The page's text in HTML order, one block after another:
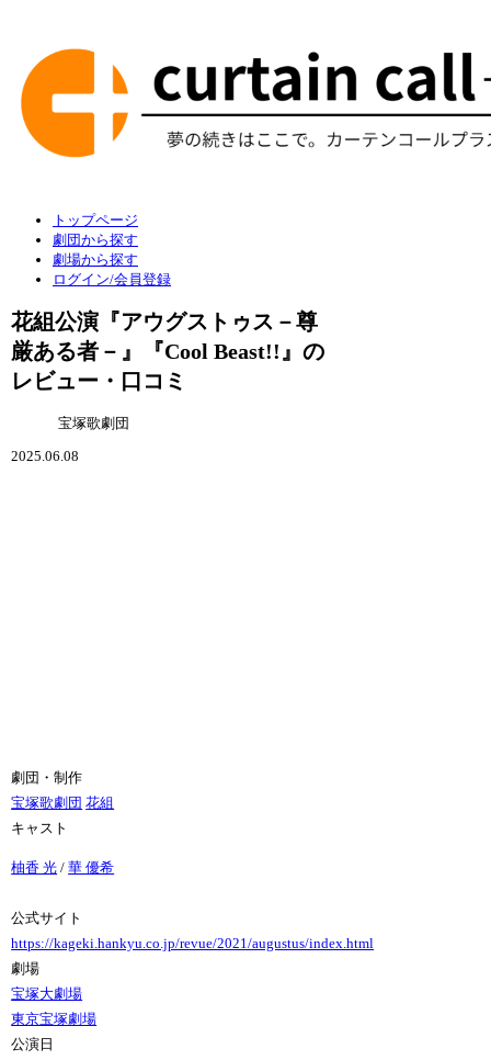
トップページ
劇団から探す
劇場から探す
ログイン/会員登録
花組公演『アウグストゥス－尊
厳ある者－』『Cool Beast!!』の
レビュー・口コミ
宝塚歌劇団
2025.06.08
劇団・制作
宝塚歌劇団 花組
キャスト
柚香 光 /華 優希
公式サイト
https://kageki.hankyu.co.jp/revue/2021/augustus/index.html
劇場
宝塚大劇場
東京宝塚劇場
公演日